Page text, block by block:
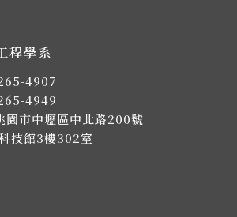
程學系
4907
4949
園市中壢區中北路200號
技館3樓302室